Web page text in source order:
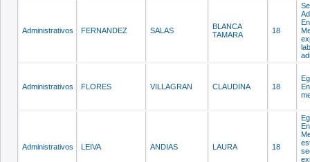
Administrativos FERNANDEZ SALAS
BLANCA
TAMARA
18
Administrativos FLORES VILLAGRAN CLAUDINA 18
Administrativos LEIVA ANDIAS LAURA 18